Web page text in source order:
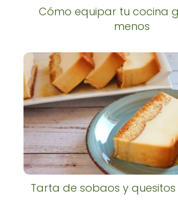
Cómo equipar tu cocina
menos
Tarta de sobaos y